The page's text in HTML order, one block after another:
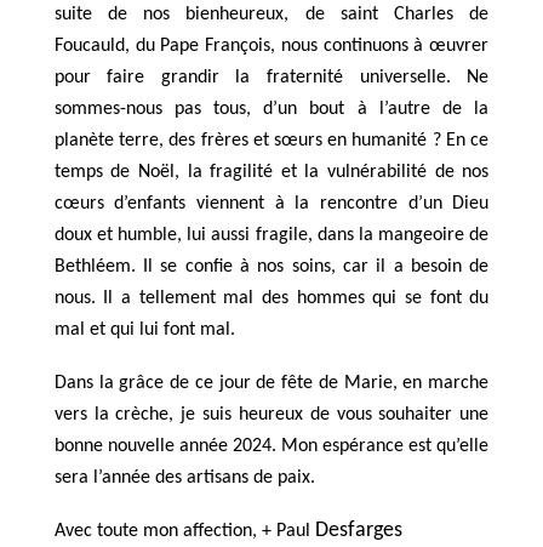
suite de nos bienheureux, de saint Charles de
Foucauld, du Pape François, nous continuons à œuvrer
pour faire grandir la fraternité universelle. Ne
sommes-nous pas tous, d’un bout à l’autre de la
planète terre, des frères et sœurs en humanité ? En ce
temps de Noël, la fragilité et la vulnérabilité de nos
cœurs d’enfants viennent à la rencontre d’un Dieu
doux et humble, lui aussi fragile, dans la mangeoire de
Bethléem. Il se confie à nos soins, car il a besoin de
nous. Il a tellement mal des hommes qui se font du
mal et qui lui font mal.
Dans la grâce de ce jour de fête de Marie, en marche
vers la crèche, je suis heureux de vous souhaiter une
bonne nouvelle année 2024. Mon espérance est qu’elle
sera l’année des artisans de paix.
Avec toute mon affection, + Paul Desfarges